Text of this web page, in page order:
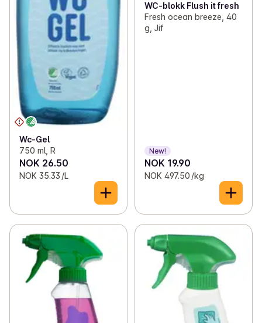
Wc-Gel
750 ml, R
NOK 26.50
NOK 35.33 /L
WC-blokk Flush it fresh
Fresh ocean breeze, 40
g, Jif
New!
NOK 19.90
NOK 497.50 /kg